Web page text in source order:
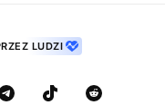
LUDZI